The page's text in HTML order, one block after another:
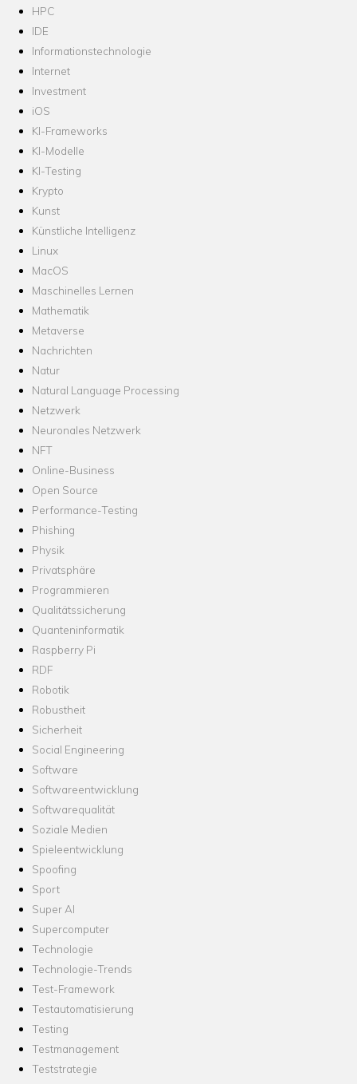
HPC
IDE
Informationstechnologie
Internet
Investment
iOS
KI-Frameworks
KI-Modelle
KI-Testing
Krypto
Kunst
Künstliche Intelligenz
Linux
MacOS
Maschinelles Lernen
Mathematik
Metaverse
Nachrichten
Natur
Natural Language Processing
Netzwerk
Neuronales Netzwerk
NFT
Online-Business
Open Source
Performance-Testing
Phishing
Physik
Privatsphäre
Programmieren
Qualitätssicherung
Quanteninformatik
Raspberry Pi
RDF
Robotik
Robustheit
Sicherheit
Social Engineering
Software
Softwareentwicklung
Softwarequalität
Soziale Medien
Spieleentwicklung
Spoofing
Sport
Super AI
Supercomputer
Technologie
Technologie-Trends
Test-Framework
Testautomatisierung
Testing
Testmanagement
Teststrategie